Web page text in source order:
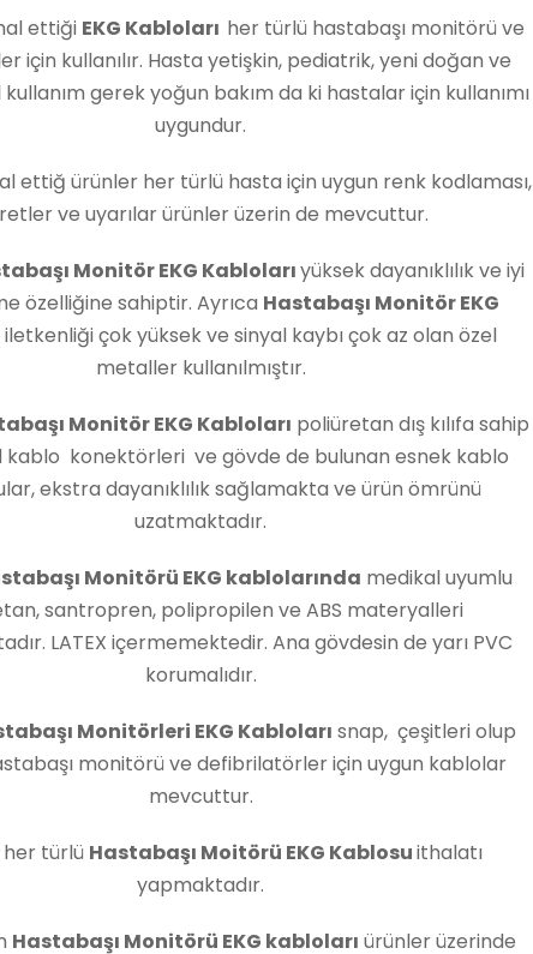
ettiği EKG Kabloları her türlü hastabaşı monitörü ve
için kullanılır. Hasta yetişkin, pediatrik, yeni doğan ve
gerek yoğun bakım da ki hastalar için kullanımı
uygundur.
ettiğ ürünler her türlü hasta için uygun renk kodlaması,
ve uyarılar ürünler üzerin de mevcuttur.
Monitör EKG Kablolarıyüksek dayanıklılık ve iyi
özelliğine sahiptir. Ayrıca Hastabaşı Monitör EKG
iletkenliği çok yüksek ve sinyal kaybı çok az olan özel
metaller kullanılmıştır.
Monitör EKG Kabloları poliüretan dış kılıfa sahip
kablo konektörleri ve gövde de bulunan esnek kablo
ekstra dayanıklılık sağlamakta ve ürün ömrünü
uzatmaktadır.
Monitörü EKG kablolarında medikal uyumlu
santropren, polipropilen ve ABS materyalleri
LATEX içermemektedir. Ana gövdesin de yarı PVC
korumalıdır.
Monitörleri EKG Kabloları snap, çeşitleri olup
monitörü ve defibrilatörler için uygun kablolar
mevcuttur.
her türlü Hastabaşı Moitörü EKG Kablosuithalatı
yapmaktadır.
Hastabaşı Monitörü EKG kabloları ürünler üzerinde